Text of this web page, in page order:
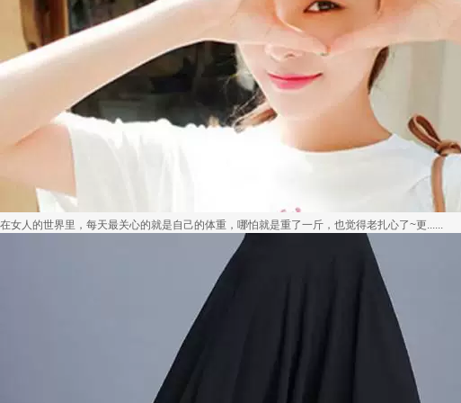
在女人的世界里，每天最关心的就是自己的体重，哪怕就是重了一斤，也觉得老扎心了~更......